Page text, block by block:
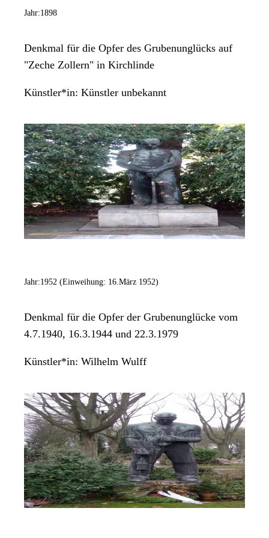
zahlreichen Plastiken im öffentlichen Außenraum bekannt ist, lebt
Jahr:1898
Denkmal für die Opfer des Grubenunglücks auf
"Zeche Zollern" in Kirchlinde
Künstler*in: Künstler unbekannt
Jahr:1952 (Einweihung: 16.März 1952)
Denkmal für die Opfer der Grubenunglücke vom
4.7.1940, 16.3.1944 und 22.3.1979
Künstler*in: Wilhelm Wulff